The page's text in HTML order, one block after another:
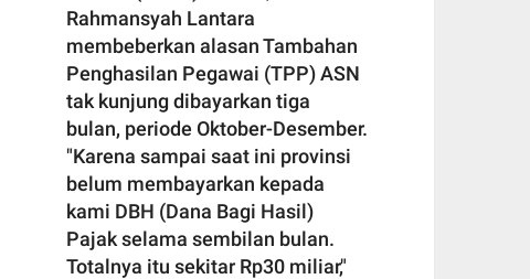
Rahmansyah Lantara
membeberkan alasan Tambahan
Penghasilan Pegawai (TPP) ASN
tak kunjung dibayarkan tiga
bulan, periode Oktober-Desember.
"Karena sampai saat ini provinsi
belum membayarkan kepada
kami DBH (Dana Bagi Hasil)
Pajak selama sembilan bulan.
Totalnya itu sekitar Rp30 miliar,"